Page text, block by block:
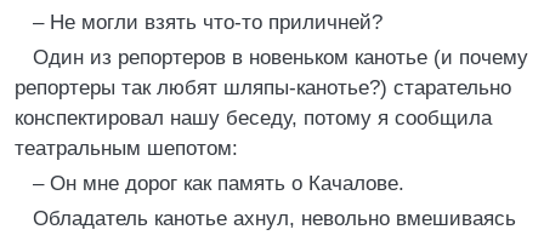
– Не могли взять что-то приличней?
Один из репортеров в новеньком канотье (и почему
репортеры так любят шляпы-канотье?) старательно
конспектировал нашу беседу, потому я сообщила
театральным шепотом:
– Он мне дорог как память о Качалове.
Обладатель канотье ахнул, невольно вмешиваясь